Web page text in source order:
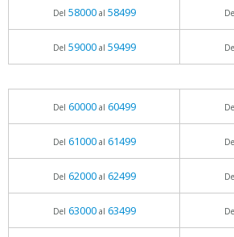
Del 58000al 58499
Del 59000al 59499
Del 60000al 60499
Del 61000al 61499
Del 62000al 62499
Del 63000al 63499